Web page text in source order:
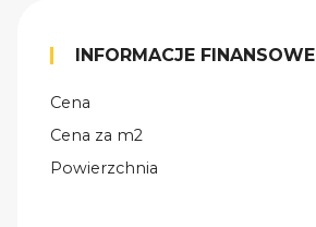
INFORMACJE FINANSOWE
Cena
Cena za m2
Powierzchnia